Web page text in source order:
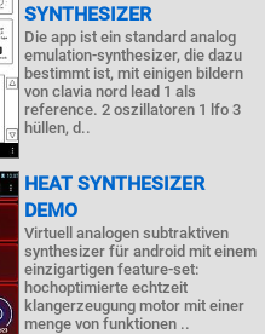
SYNTHESIZER
Die app ist ein standard analog
emulation-synthesizer, die dazu
bestimmt ist, mit einigen bildern
von clavia nord lead 1 als
reference. 2 oszillatoren 1 lfo 3
hüllen, d..
HEAT SYNTHESIZER
DEMO
Virtuell analogen subtraktiven
synthesizer für android mit einem
einzigartigen feature-set:
hochoptimierte echtzeit
klangerzeugung motor mit einer
menge von funktionen ..